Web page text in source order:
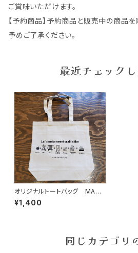
ご賞味いただけます。
【予約商品】予約商品と販売中の商品を
予めご了承ください。
最近チェック
オリジナルトートバッグ MAKE
CIDER（オーガニックコットン）
¥1,400
同じカテゴリ